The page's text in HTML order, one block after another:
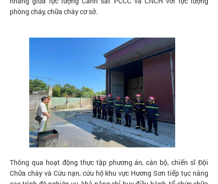
phòng cháy, chữa cháy cơ sở.
Thông qua hoạt động thực tập phương án, cán bộ, chiến sĩ Đội
Chữa cháy và Cứu nạn, cứu hộ khu vực Hương Sơn tiếp tục nâng